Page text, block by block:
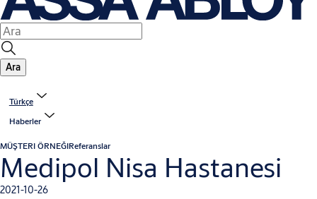
Ara
Türkçe
Haberler
MÜŞTERI ÖRNEĞIReferanslar
Medipol Nisa Hastanesi
2021-10-26